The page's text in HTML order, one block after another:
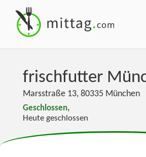
frischfutter
Marsstraße 13, 80335 München
Geschlossen,
Heute geschlossen